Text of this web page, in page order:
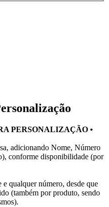
PERSONALIZAÇÃO •
adicionando Nome, Número
conforme disponibilidade (por
qualquer número, desde que
(também por produto, sendo